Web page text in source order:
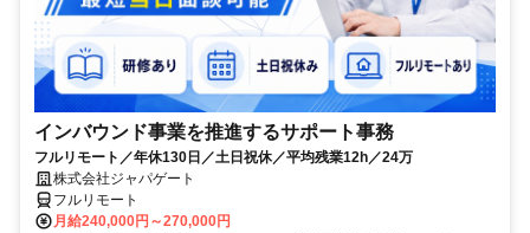
インバウンド事業を推進するサポート事務
フルリモート／年休130日／土日祝休／平均残業12h／24万
株式会社ジャパゲート
フルリモート
月給240,000円～270,000円